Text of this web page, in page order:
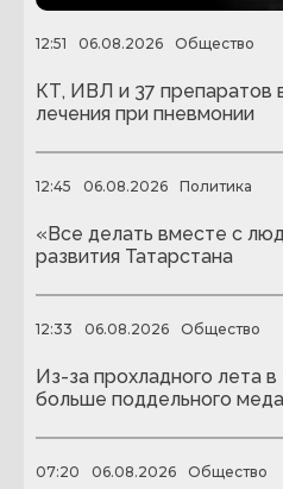
12:51 06.08.2026 Общество
КТ, ИВЛ и 37 препаратов
лечения при пневмонии
12:45 06.08.2026 Политика
«Все делать вместе с
развития Татарстана
12:33 06.08.2026 Общество
Из-за прохладного лета
больше поддельного меда
07:20 06.08.2026 Общество